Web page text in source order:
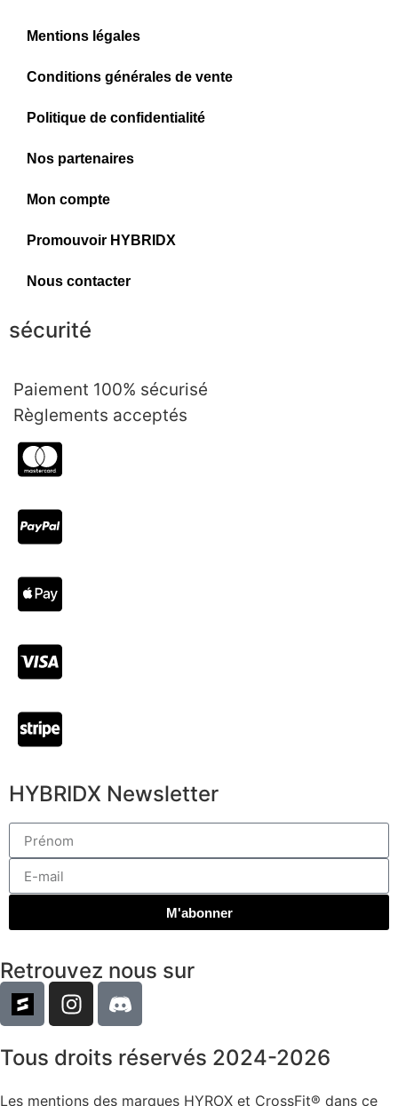
Mentions légales
Conditions générales de vente
Politique de confidentialité
Nos partenaires
Mon compte
Promouvoir HYBRIDX
Nous contacter
sécurité
Paiement 100% sécurisé
Règlements acceptés
HYBRIDX Newsletter
M'abonner
Retrouvez nous sur
Tous droits réservés 2024-2026
Les mentions des marques HYROX et CrossFit® dans ce